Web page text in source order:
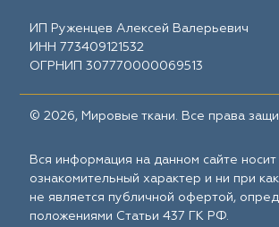
ИП Руженцев Алексей Валерьевич
ИНН 773409121532
ОГРНИП 307770000069513
© 2026, Мировые ткани. Все права
Вся информация на данном сайте носит
ознакомительный характер и ни при
не является публичной офертой,
положениями Статьи 437 ГК РФ.